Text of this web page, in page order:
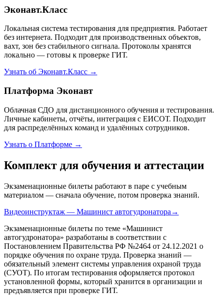
Эконавт.Класс
Локальная система тестирования для предприятия. Работает
без интернета. Подходит для производственных объектов,
вахт, зон без стабильного сигнала. Протоколы хранятся
локально — готовы к проверке ГИТ.
Узнать об Эконавт.Класс →
Платформа Эконавт
Облачная СДО для дистанционного обучения и тестирования.
Личные кабинеты, отчёты, интеграция с ЕИСОТ. Подходит
для распределённых команд и удалённых сотрудников.
Узнать о Платформе →
Комплект для обучения и аттестации
Экзаменационные билеты работают в паре с учебным
материалом — сначала обучение, потом проверка знаний.
Видеоинструктаж — Машинист автогудронатора →
Экзаменационные билеты по теме «Машинист
автогудронатора» разработаны в соответствии с
Постановлением Правительства РФ №2464 от 24.12.2021 о
порядке обучения по охране труда. Проверка знаний —
обязательный элемент системы управления охраной труда
(СУОТ). По итогам тестирования оформляется протокол
установленной формы, который хранится в организации и
предъявляется при проверке ГИТ.